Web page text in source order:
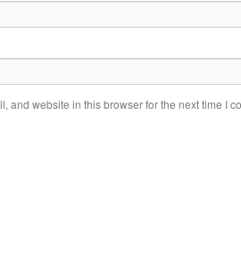
and website in this browser for the next time I